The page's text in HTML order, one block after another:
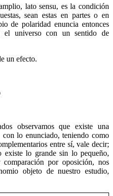
lato sensu, es la condición
sean estas en partes o en
de polaridad enuncia entonces
el universo con un sentido de
un efecto.
observamos que existe una
lo enunciado, teniendo como
entre sí, vale decir;
lo grande sin lo pequeño,
por oposición, nos
objeto de nuestro estudio,